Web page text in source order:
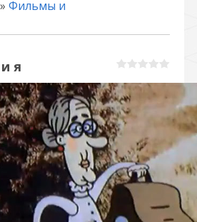
» Фильмы и
я